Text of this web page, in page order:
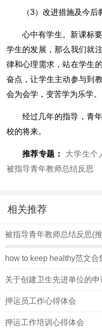
（3）改进措施及今后
心中有学生。新课标
学生的发展，那么我们就
律和心理需求，站在学生
奋点，让学生主动参与到
会为会学，变苦学为乐学。
经过几年的指导，青
校的将来。
推荐专题： 大学生个
被指导青年教师总结反思
相关推荐
被指导青年教师总结反思(
how to keep healthy范文合
押运员工作心得体会
押运工作培训心得体会